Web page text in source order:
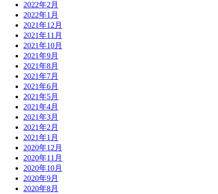
2022年2月
2022年1月
2021年12月
2021年11月
2021年10月
2021年9月
2021年8月
2021年7月
2021年6月
2021年5月
2021年4月
2021年3月
2021年2月
2021年1月
2020年12月
2020年11月
2020年10月
2020年9月
2020年8月